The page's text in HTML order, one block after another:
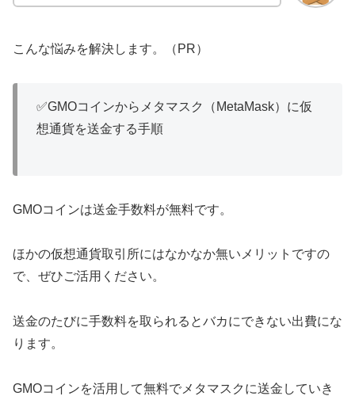
こんな悩みを解決します。（PR）
✅GMOコインからメタマスク（MetaMask）に仮
想通貨を送金する手順
GMOコインは送金手数料が無料です。
ほかの仮想通貨取引所にはなかなか無いメリットですの
で、ぜひご活用ください。
送金のたびに手数料を取られるとバカにできない出費にな
ります。
GMOコインを活用して無料でメタマスクに送金していき